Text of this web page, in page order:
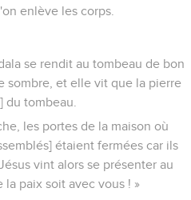
enlève les corps.
se rendit au tombeau de bon
sombre, et elle vit que la pierre
du tombeau.
les portes de la maison où
étaient fermées car ils
vint alors se présenter au
paix soit avec vous ! »